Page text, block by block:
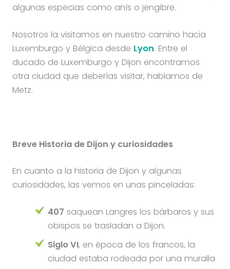
algunas especias como anís o jengibre.
Nosotros la visitamos en nuestro camino hacia
Luxemburgo y Bélgica desde Lyon. Entre el
ducado de Luxemburgo y Dijon encontramos
otra ciudad que deberías visitar, hablamos de
Metz.
Breve Historia de Dijon y curiosidades
En cuanto a la historia de Dijon y algunas
curiosidades, las vemos en unas pinceladas:
407 saquean Langres los bárbaros y sus
obispos se trasladan a Dijon.
Siglo VI, en época de los francos, la
ciudad estaba rodeada por una muralla